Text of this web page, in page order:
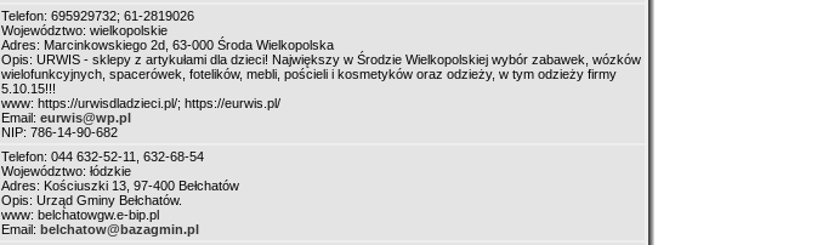
Telefon: 695929732; 61-2819026
Województwo: wielkopolskie
Adres: Marcinkowskiego 2d, 63-000 Środa Wielkopolska
Opis: URWIS - sklepy z artykułami dla dzieci! Największy w Środzie Wielkopolskiej wybór zabawek, wózków
wielofunkcyjnych, spacerówek, fotelików, mebli, pościeli i kosmetyków oraz odzieży, w tym odzieży firmy
5.10.15!!!
www: https://urwisdladzieci.pl/; https://eurwis.pl/
Email: eurwis@wp.pl
NIP: 786-14-90-682
Telefon: 044 632-52-11, 632-68-54
Województwo: łódzkie
Adres: Kościuszki 13, 97-400 Bełchatów
Opis: Urząd Gminy Bełchatów.
www: belchatowgw.e-bip.pl
Email: belchatow@bazagmin.pl